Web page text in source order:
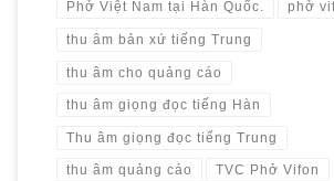
Phở Việt Nam tại Hàn Quốc. phở
thu âm bản xứ tiếng Trung
thu âm cho quảng cáo
thu âm giọng đọc tiếng Hàn
Thu âm giọng đọc tiếng Trung
thu âm quảng cáo TVC Phở Vifon